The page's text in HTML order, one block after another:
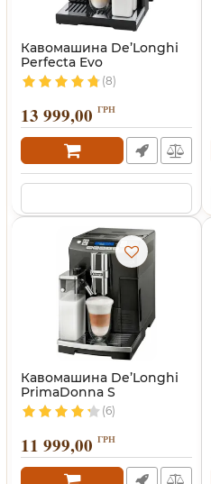
Кавомашина De’Longhi
Perfecta Evo
(8)
13 999,00 ГРН
Кавомашина De’Longhi
PrimaDonna S
(6)
11 999,00 ГРН